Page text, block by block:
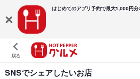
はじめてのアプリ予約で最大1,000円分
戻る
SNSでシェアしたいお店